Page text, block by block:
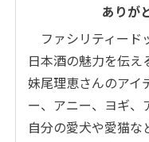
ありが
ファシリティード
日本酒の魅力を伝え
妹尾理恵さんのアイ
ー、アニー、ヨギ、
自分の愛犬や愛猫